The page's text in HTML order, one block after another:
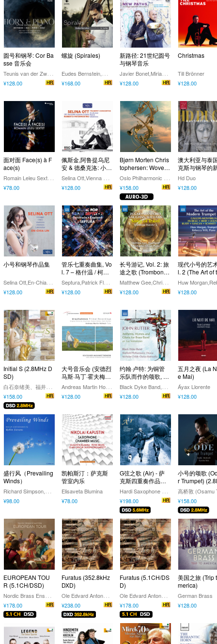
圆号和钢琴: Cor Ba
sse 音乐会
T
eunis van der Zwart,Alexander Melnikov
¥128.00
螺旋 (Spirales)
E
udes Bernstein,Misako Akama,Orlando Bass,Filippo Biuso,Jeanne Crousaud,Joakim Ciesla
¥168.00
新路径: 21世纪圆号
与钢琴音乐
J
avier Bonet,Miriam Gómez-Morán
¥128.00
Christmas
Till Brönner
¥128.00
面对面 Face(s) à F
ace(s)
R
omain Leleu Sextet,Romain Leleu
¥78.00
佩斯金,阿鲁提乌尼
安 & 德桑克洛: 小号
协奏曲
S
elina Ott,Vienna Radio Symphony Orchestra ,Roberto Paternostro
¥128.00
Bjørn Morten Chris
tophersen: Woven
Brass (Auro-3D 9.1
CH)
O
slo Philharmonic Brass
¥158.00
澳大利亚与泰
克斯与钢琴的
乐
Hd Duo
¥128.00
小号和钢琴作品集
S
elina Ott,En-Chia Lin
¥128.00
管乐七重奏曲集, Vo
l. 7 – 格什温 / 柯普
兰
S
eptura,Patrick Flanaghan
¥128.00
长号游记, Vol. 2: 旅
途之歌 (Trombone
Travels, Vol. 2: Son
gs of Travel)
M
atthew Gee,Christopher Glynn,Matthew Knight,Rupert Whitehead,Josh Cirtina
¥128.00
现代小号的艺
l. 2 (The Art of
Modern
¥128.00
Initial S (2.8MHz D
SD)
白
石奈绪美、福井麻衣、大石将紀
¥158.00
大号音乐会 (安德烈
马斯·马丁·霍夫梅
尔）
A
ndreas Martin Hofmeir
¥128.00
约翰·卢特: 为铜管
乐队而作的颂歌, 赞
美诗与荣耀颂
B
lack Dyke Band,Richard Marshall,Sheffield Philharmonic Chorus,Nicholas Childs,Darius Battiwalla
¥128.00
五月之夜 (La
e Mai)
Áyax Llorente
¥128.00
盛行风（Prevailing
Winds）
R
ichard Simpson,John Turner,John Bradbury,Sarah Miller,Helen Peller,Lindsey Stoker,Janet Simpson,Robin Stevens,David Jones
¥98.00
凯帕斯汀：萨克斯
管室内乐
Elisaveta Blumina
¥78.00
G弦之歌 (Air) - 萨
克斯四重奏作品集
(5.6MHz DSD)
H
ardi Saxophone Quartet
¥198.00
小号的颂歌
r Trumpet)
DSD)
¥158.00
EUROPEAN TOU
R (5.1CH/DSD)
N
ordic Brass Ensemble
¥178.00
Furatus (352.8kHz
DXD)
O
le Edvard Antonsen/Wolfgang Plagge
¥238.00
Furatus (5.1CH/DS
D)
O
le Edvard Antonsen/Wolfgang Plagge
¥178.00
美国之旅 (Trip
merica)
German Brass
¥128.00